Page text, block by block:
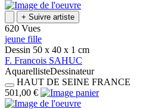
+ Suivre artiste
620 Vues
jeune fille
Dessin 50 x 40 x 1 cm
F. Francois SAHUC
AquarellisteDessinateur
HAUT DE SEINE FRANCE
501,00 €